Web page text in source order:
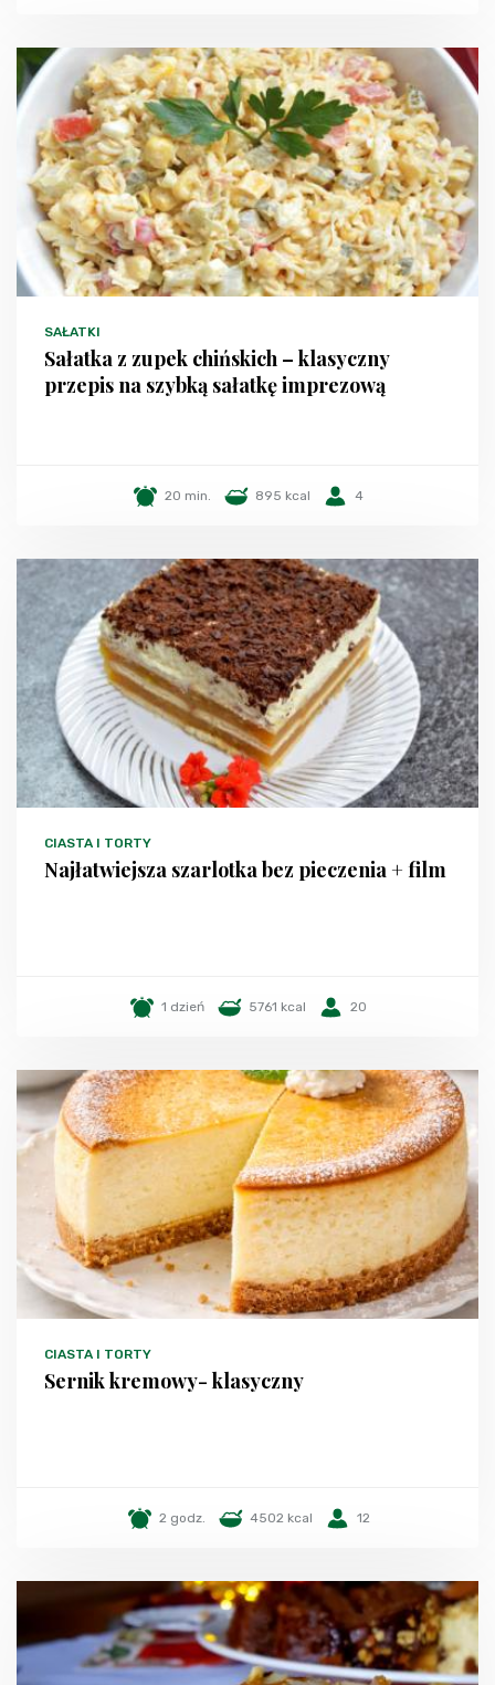
SAŁATKI
Sałatka z zupek chińskich – klasyczny
przepis na szybką sałatkę imprezową
20 min. 895 kcal 4
CIASTA I TORTY
Najłatwiejsza szarlotka bez pieczenia + film
1 dzień 5761 kcal 20
CIASTA I TORTY
Sernik kremowy- klasyczny
2 godz. 4502 kcal 12